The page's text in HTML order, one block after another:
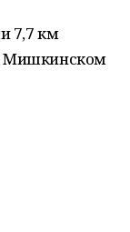
7,7 км
Мишкинском